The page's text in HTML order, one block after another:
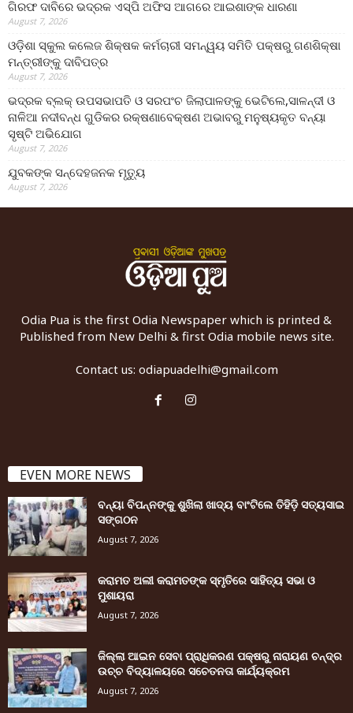
ଗିରଫ ଦାବିରେ ଭଦ୍ରକ ଏସ୍‌ପି ଅଫିସ ଆଗରେ ଆଇଶାଙ୍କ ଧାରଣା
August 7, 2026
ଓଡ଼ିଶା ସ୍କୁଲ କଲେଜ ଶିକ୍ଷକ କର୍ମଚାରୀ ସମନ୍ୱୟ ସମିତି ପକ୍ଷରୁ ଗଣଶିକ୍ଷା
ମନ୍ତ୍ରୀଙ୍କୁ ଦାବିପତ୍ର
August 7, 2026
ଭଦ୍ରକ ବ୍ଲକ୍ ଉପସଭାପତି ଓ ସରପଂଚ ଜିଲାପାଳଙ୍କୁ ଭେଟିଲେ,ସାଳନ୍ଦୀ ଓ
ନାଳିଆ ନଦୀବନ୍ଧ ଗୁଡିକର ରକ୍ଷଣାବେକ୍ଷଣ ଅଭାବରୁ ମନୁଷ୍ୟକୃତ ବନ୍ୟା
ସୃଷ୍ଟି ଅଭିଯୋଗ
August 7, 2026
ଯୁବକଙ୍କ ସନ୍ଦେହଜନକ ମୃତ୍ୟୁ
August 7, 2026
Odia Pua is the first Odia Newspaper which is printed &
Published from New Delhi & first Odia mobile news site.
Contact us: odiapuadelhi@gmail.com
EVEN MORE NEWS
ବନ୍ୟା ବିପନ୍ନଙ୍କୁ ଶୁଖିଲା ଖାଦ୍ୟ ବାଂଟିଲେ ତିହିଡି଼ ସତ୍ୟସାଇ
ସଙ୍ଗଠନ
August 7, 2026
କରାମତ ଅଲୀ କରାମତଙ୍କ ସ୍ମୃତିରେ ସାହିତ୍ୟ ସଭା ଓ
ମୁଶାୟରା
August 7, 2026
ଜିଲ୍ଲା ଆଇନ ସେବା ପ୍ରାଧିକରଣ ପକ୍ଷରୁ ନାରାୟଣ ଚନ୍ଦ୍ର
ଉଚ୍ଚ ବିଦ୍ୟାଳୟରେ ସଚେତନତା କାର୍ଯ୍ୟକ୍ରମ
August 7, 2026